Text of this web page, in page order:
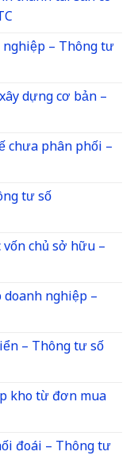
– Thông tư
dựng cơ bản –
chưa phân phối –
tư số
chủ sở hữu –
nghiệp –
– Thông tư số
kho từ đơn mua
đoái – Thông tư